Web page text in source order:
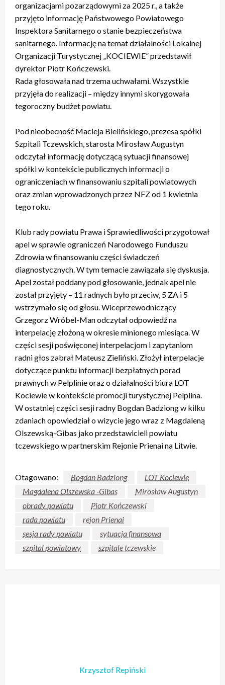
organizacjami pozarządowymi za 2025 r., a także
przyjęto informację Państwowego Powiatowego
Inspektora Sanitarnego o stanie bezpieczeństwa
sanitarnego. Informację na temat działalności Lokalnej
Organizacji Turystycznej „KOCIEWIE” przedstawił
dyrektor Piotr Kończewski.
Rada głosowała nad trzema uchwałami. Wszystkie
przyjęła do realizacji – między innymi skorygowała
tegoroczny budżet powiatu.
Pod nieobecność Macieja Bielińskiego, prezesa spółki
Szpitali Tczewskich, starosta Mirosław Augustyn
odczytał informację dotyczącą sytuacji finansowej
spółki w kontekście publicznych informacji o
ograniczeniach w finansowaniu szpitali powiatowych
oraz zmian wprowadzonych przez NFZ od 1 kwietnia
tego roku.
Klub rady powiatu Prawa i Sprawiedliwości przygotował
apel w sprawie ograniczeń Narodowego Funduszu
Zdrowia w finansowaniu części świadczeń
diagnostycznych. W tym temacie zawiązała się dyskusja.
Apel został poddany pod głosowanie, jednak apel nie
został przyjęty – 11 radnych było przeciw, 5 ZA i 5
wstrzymało się od głosu. Wiceprzewodniczący
Grzegorz Wróbel-Man odczytał odpowiedź na
interpelację złożoną w okresie minionego miesiąca. W
części sesji poświęconej interpelacjom i zapytaniom
radni głos zabrał Mateusz Zieliński. Złożył interpelacje
dotyczące punktu informacji bezpłatnych porad
prawnych w Pelplinie oraz o działalności biura LOT
Kociewie w kontekście promocji turystycznej Pelplina.
W ostatniej części sesji radny Bogdan Badziong w kilku
zdaniach opowiedział o wizycie jego wraz z Magdaleną
Olszewską-Gibas jako przedstawicieli powiatu
tczewskiego w partnerskim Rejonie Prienai na Litwie.
Otagowano: Bogdan Badziong
LOT Kociewie
Magdalena Olszewska -Gibas
Mirosław Augustyn
obrady powiatu
Piotr Kończewski
rada powiatu
rejon Prienai
sesja rady powiatu
sytuacja finansowa
szpital powiatowy
szpitale tczewskie
Krzysztof Repiński